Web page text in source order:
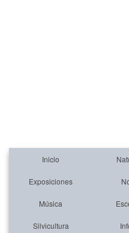
Inicio
Exposiciones
Música
Silvicultura